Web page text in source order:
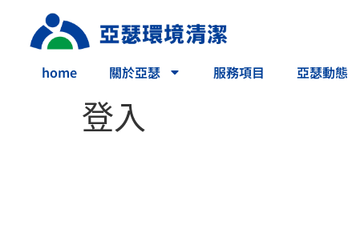
home 關於亞瑟 服務項目 亞瑟動態
登入